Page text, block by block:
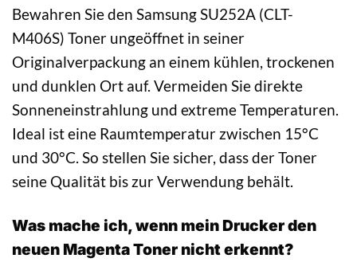
Bewahren Sie den Samsung SU252A (CLT-
M406S) Toner ungeöffnet in seiner
Originalverpackung an einem kühlen, trockenen
und dunklen Ort auf. Vermeiden Sie direkte
Sonneneinstrahlung und extreme Temperaturen.
Ideal ist eine Raumtemperatur zwischen 15°C
und 30°C. So stellen Sie sicher, dass der Toner
seine Qualität bis zur Verwendung behält.
Was mache ich, wenn mein Drucker den
neuen Magenta Toner nicht erkennt?